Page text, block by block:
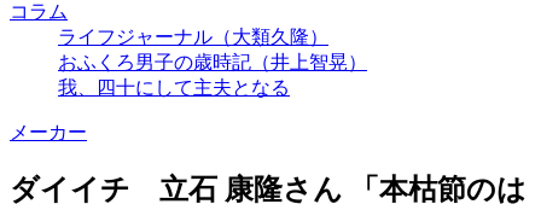
コラム
ライフジャーナル（大類久隆）
おふくろ男子の歳時記（井上智晃）
我、四十にして主夫となる
メーカー
ダイイチ 立石 康隆さん 「本枯節のは